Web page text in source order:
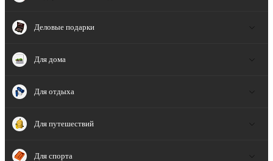
Деловые подарки
Для дома
Для отдыха
Для путешествий
Для спорта